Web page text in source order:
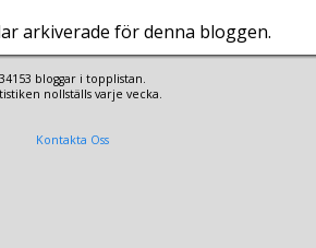
arkiverade för denna bloggen.
34153 bloggar i topplistan.
nollställs varje vecka.
Kontakta Oss